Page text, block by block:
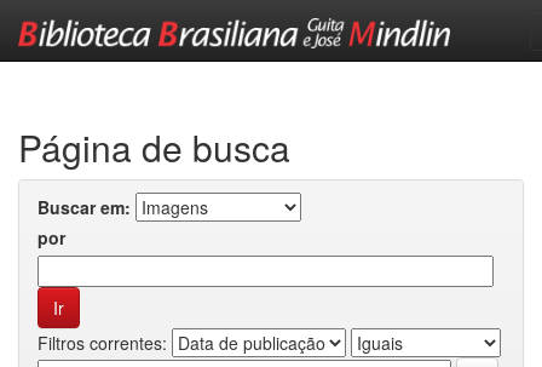
Página de busca
Buscar em:
por
Filtros correntes: